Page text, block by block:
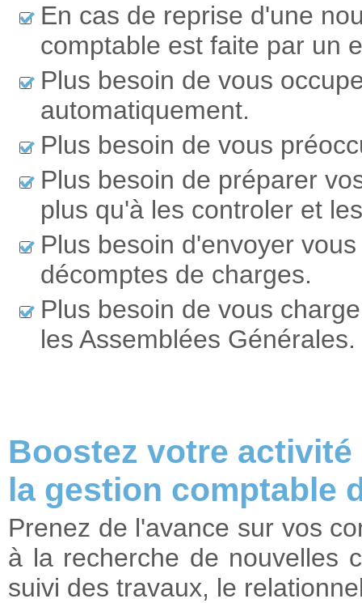
En cas de reprise d'une
comptable est faite par un
Plus besoin de vous
automatiquement.
Plus besoin de vous
Plus besoin de préparer
plus qu'à les controler et
Plus besoin d'envoyer
décomptes de charges.
Plus besoin de vous
les Assemblées Générales.
Boostez votre
la gestion comptable
Prenez de l'avance sur vos
à la recherche de nouvelles
suivi des travaux, le